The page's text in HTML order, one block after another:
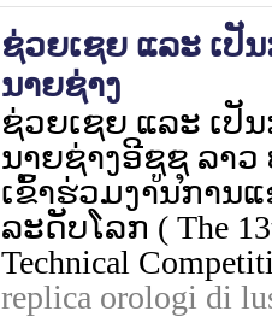
ຊ່ວຍເຊຍ ແລະ ເປັ
ນາຍຊ່າງ
ຊ່ວຍເຊຍ ແລະ ເປັ
ນາຍຊ່າງອີຊູຊຸ ລາວ
ເຂົ້າຮ່ວມງານການ
ລະດັບໂລກ ( The
Technical
replica orologi di